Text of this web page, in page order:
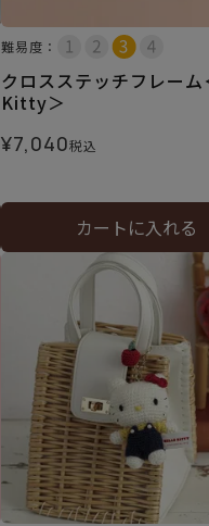
難易度：
クロスステッチフレー
Kitty＞
¥7,040税込
カートに入れる